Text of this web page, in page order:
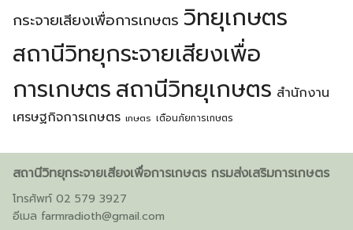
กระจายเสียงเพื่อการเกษตร วิทยุเกษตร
สถานีวิทยุกระจายเสียงเพื่อ
การเกษตรสถานีวิทยุเกษตร สำนักงาน
เศรษฐกิจการเกษตร เกษตร เตือนภัยการเกษตร
สถานีวิทยุกระจายเสียงเพื่อการเกษตร กรมส่งเสริมการเกษตร
โทรศัพท์ 02 579 3927
อีเมล farmradioth@gmail.com